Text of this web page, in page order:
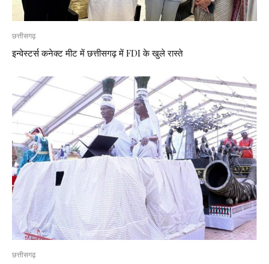
छत्तीसगढ़
इन्वेस्टर्स कनेक्ट मीट में छत्तीसगढ़ में FDI के खुले रास्ते
छत्तीसगढ़